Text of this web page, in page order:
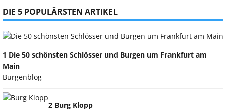
DIE 5 POPULÄRSTEN ARTIKEL
1 Die 50 schönsten Schlösser und Burgen um Frankfurt am
Main
Burgenblog
2 Burg Klopp